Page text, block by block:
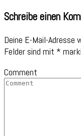
Schreibe einen
Deine E-Mail-
Felder sind mit *
Comment